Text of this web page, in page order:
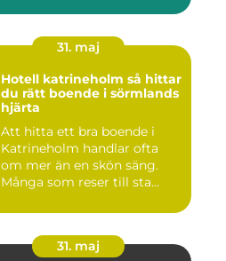
31. maj
Hotell katrineholm så hittar
du rätt boende i sörmlands
hjärta
Att hitta ett bra boende i
Katrineholm handlar ofta
om mer än en skön säng.
Många som reser till sta...
31. maj